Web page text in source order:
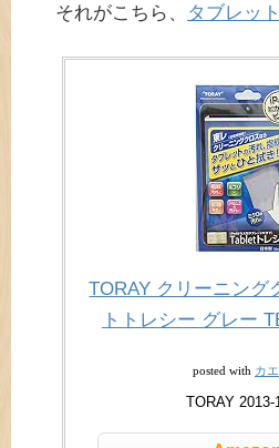
それがこちら、
タブレッ
TORAY クリーニング
トトレシー グレー
posted with カ
TORAY 2013-